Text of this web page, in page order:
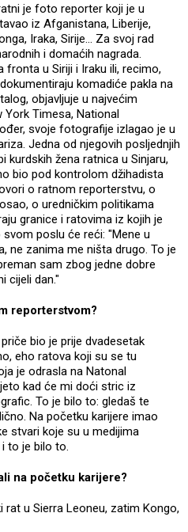
je foto reporter koji je u
iz Afganistana, Liberije,
Iraka, Sirije... Za svoj rad
i domaćih nagrada.
fronta u Siriji i Iraku ili, recimo,
komadiće pakla na
objavljuje u najvećim
Timesa, National
svoje fotografije izlagao je u
Jedna od njegovih posljednjih
kurdskih žena ratnica u Sinjaru,
bio pod kontrolom džihadista
o ratnom reporterstvu, o
o uredničkim politikama
granice i ratovima iz kojih je
poslu će reći: "Mene u
ne zanima me ništa drugo. To je
sam zbog jedne dobre
cijeli dan."
reporterstvom?
bio je prije dvadesetak
eho ratova koji su se tu
je odrasla na Natonal
kad će mi doći stric iz
To je bilo to: gledaš te
Na početku karijere imao
stvari koje su u medijima
to je bilo to.
na početku karijere?
rat u Sierra Leoneu, zatim Kongo,